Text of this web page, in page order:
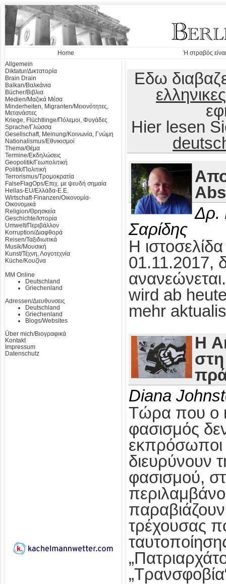
Home
Ή στραβός
Allgemein
Diktatur/Δικτατορία
Brain Drain
Balkan/Βαλκάνια
Bücher/Βιβλια
Medien/Μαζικά Μέσα
Minderheiten, Migranten/Μειονότητες,
Μετανάστες
Kriege, Flüchtlinge/Πόλεμοι, Φυγάδες
Sprache/Γλώσσα
Gesellschaft, Meinung/Κοινωνία, Γνώμη
Nationalismus/Εθνικισμοί
Thema/Θέμα
Termine/Εκδηλώσεις
Geopolitik/Γεωπολιτική
Politik/Πολιτική
Terrorismus/Τρομοκρατία
FalseFlagOps/Επιχ. με ψευδή σημαία
Hellas-EU/Ελλάδα-Ε.Ε.
Wirtschaft-Finanzen/Οικονομία-
Οικονομικά
Religion/Θρησκεία
Geschichte/Ιστορία
Umwelt/Περιβάλλον
Korruption/Διαφθορά
Reisen/Ταξιδιωτικά
Musik/Μουσική
Kunst/Τέχνη, Λογοτεχνία
Küche/Κουζίνα
MM Online
Deutschland
Griechenland
Adressen/Διευθυνσεις
Deutschland
Griechenland
Blogs/Websites
Über mich/Βιογραφικά
Kontakt
Impressum
Datenschutz
Εδω
ελληνικες
Hier lesen
Δρ.
Σαρίδης
Η
01.11.2017,
wird ab
mehr
Η
Diana
Τώρα που ο
φασισμός
εκπρόσωποι
διευρύνουν
φασισμού,
τρέχουσας